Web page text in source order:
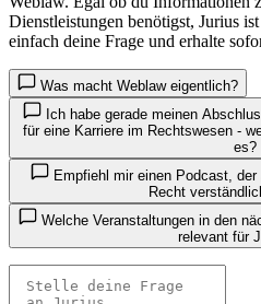
Dienstleistungen benötigst, Jurius
einfach deine Frage und erhalte
Was macht Weblaw eigentlich?
Ich habe gerade meinen Abschluss gemacht und interessiere mich
für eine Karriere im Rechtswesen -
es?
Empfiehl mir einen Podcast, der aktuelle Entwicklungen in KI im
Recht
relevant für